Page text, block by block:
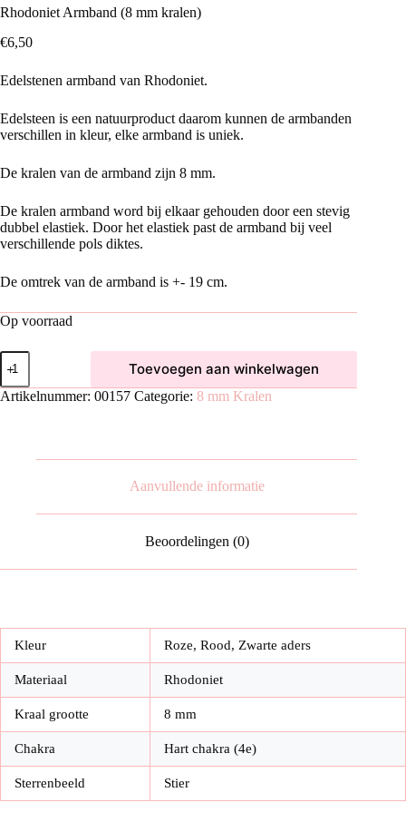
Rhodoniet Armband (8 mm kralen)
€6,50
Edelstenen armband van Rhodoniet.
Edelsteen is een natuurproduct daarom kunnen de armbanden
verschillen in kleur, elke armband is uniek.
De kralen van de armband zijn 8 mm.
De kralen armband word bij elkaar gehouden door een stevig
dubbel elastiek. Door het elastiek past de armband bij veel
verschillende pols diktes.
De omtrek van de armband is +- 19 cm.
Op voorraad
Rhodoniet
Armband
(8
mm
Toevoegen aan winkelwagen
Artikelnummer: 00157 Categorie: 8 mm Kralen
Aanvullende informatie
Beoordelingen (0)
Kleur Roze, Rood, Zwarte aders
Materiaal Rhodoniet
Kraal grootte 8 mm
Chakra Hart chakra (4e)
Sterrenbeeld Stier